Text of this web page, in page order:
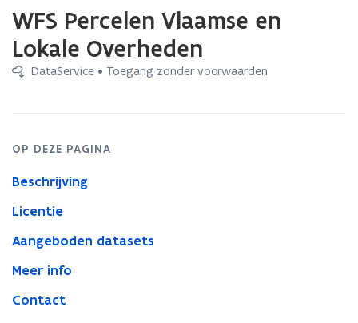
bevindt
zich
op:
Lokale
Overheden
WFS Percelen Vlaamse en
Lokale Overheden
DataService • Toegang zonder voorwaarden
OP DEZE PAGINA
Beschrijving
Licentie
Aangeboden datasets
Meer info
Contact